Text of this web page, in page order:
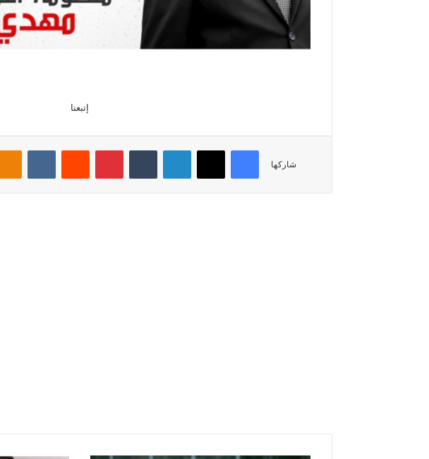
إتبعنا
شاركها
فيسبوك لينكدإن بينتيريست